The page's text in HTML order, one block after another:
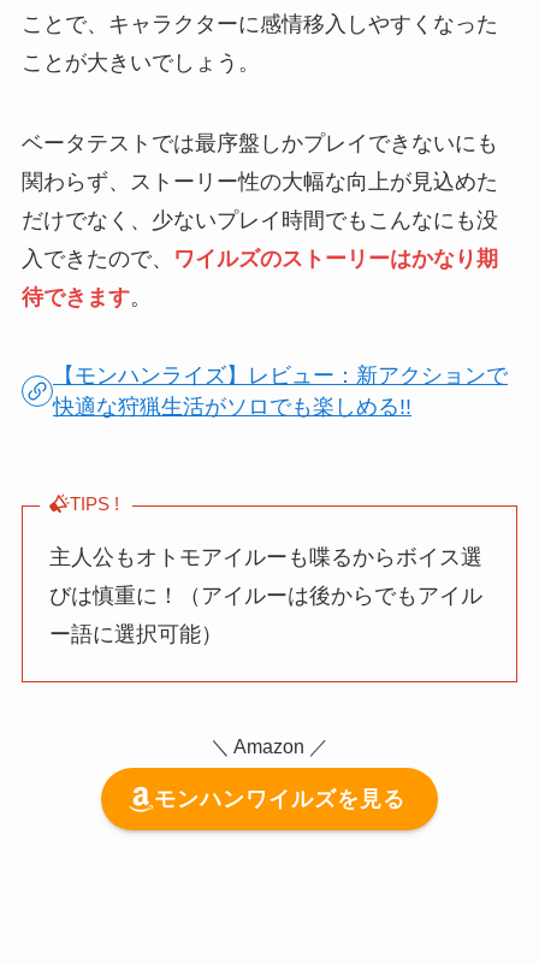
ことで、キャラクターに感情移入しやすくなった
ことが大きいでしょう。
ベータテストでは最序盤しかプレイできないにも
関わらず、ストーリー性の大幅な向上が見込めた
だけでなく、少ないプレイ時間でもこんなにも没
入できたので、
ワイルズのストーリーはかなり期
待できます。
【モンハンライズ】レビュー：新アクションで
快適な狩猟生活がソロでも楽しめる!!
TIPS !
主人公もオトモアイルーも喋るからボイス選
びは慎重に！（アイルーは後からでもアイル
ー語に選択可能）
＼ Amazon ／
モンハンワイルズを見る